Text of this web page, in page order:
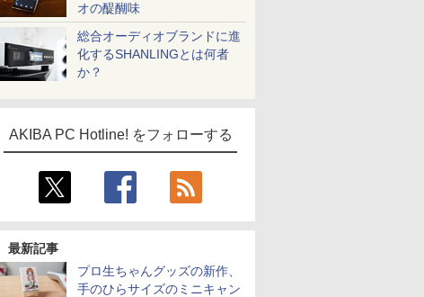
オの醍醐味
総合オーディオブランドに進
化するSHANLINGとは何者
か？
AKIBA PC Hotline! をフォローする
最新記事
プロ生ちゃんグッズの新作、
手のひらサイズのミニキャン